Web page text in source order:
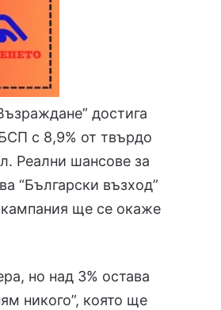
достига
с 8,9% от твърдо
Реални шансове за
“Български възход”
кампания ще се окаже
но над 3% остава
никого”, която ще